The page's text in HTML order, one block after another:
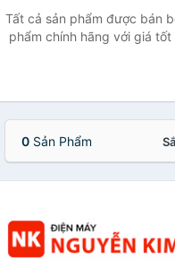
Tất cả sản phẩm được bán
phẩm chính hãng với giá
0 Sản Phẩm